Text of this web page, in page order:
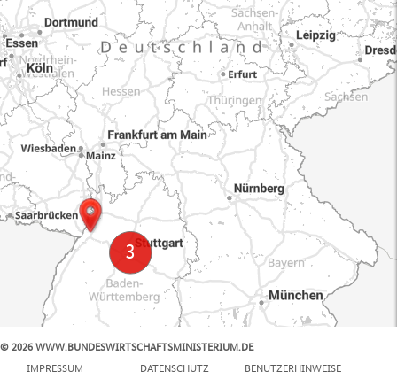
© 2026 WWW.BUNDESWIRTSCHAFTSMINISTERIUM.DE
IMPRESSUM
DATENSCHUTZ BENUTZERHINWEISE